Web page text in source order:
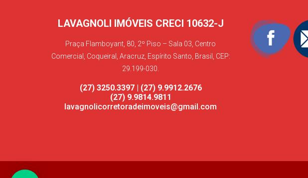
LAVAGNOLI IMÓVEIS CRECI 10632-J
Praça Flamboyant, 80, 2º Piso – Sala 03, Centro
Comercial, Coqueiral, Aracruz, Espírito Santo, Brasil, CEP:
29.199-030.
(27) 3250.3397 | (27) 9.9912.2676
(27) 9.9814.9811
lavagnolicorretoradeimoveis@gmail.com